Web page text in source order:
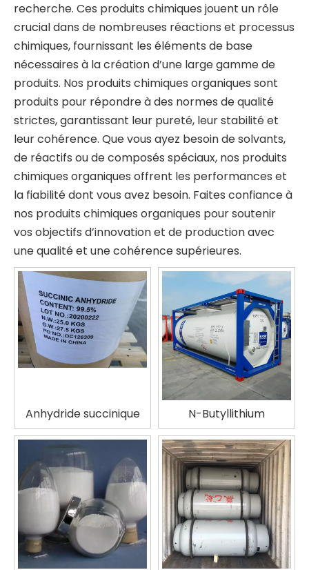
recherche. Ces produits chimiques jouent un rôle
crucial dans de nombreuses réactions et processus
chimiques, fournissant les éléments de base
nécessaires à la création d’une large gamme de
produits. Nos produits chimiques organiques sont
produits pour répondre à des normes de qualité
strictes, garantissant leur pureté, leur stabilité et
leur cohérence. Que vous ayez besoin de solvants,
de réactifs ou de composés spéciaux, nos produits
chimiques organiques offrent les performances et
la fiabilité dont vous avez besoin. Faites confiance à
nos produits chimiques organiques pour soutenir
vos objectifs d’innovation et de production avec
une qualité et une cohérence supérieures.
Anhydride succinique N-Butyllithium